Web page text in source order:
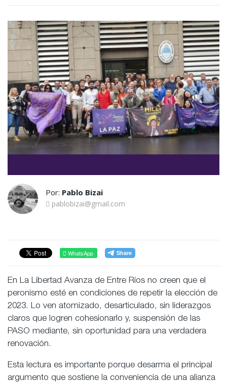
Por: Pablo Bizai
pablobizai@gmail.com
WhatsApp
En La Libertad Avanza de Entre Ríos no creen que el
peronismo esté en condiciones de repetir la elección de
2023. Lo ven atomizado, desarticulado, sin liderazgos
claros que logren cohesionarlo y, suspensión de las
PASO mediante, sin oportunidad para una verdadera
renovación.
Esta lectura es importante porque desarma el principal
argumento que sostiene la conveniencia de una alianza